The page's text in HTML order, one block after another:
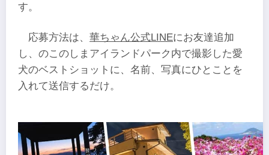
す。
応募方法は、華ちゃん公式LINEにお友達追加
し、のこのしまアイランドパーク内で撮影した愛
犬のベストショットに、名前、写真にひとことを
入れて送信するだけ。